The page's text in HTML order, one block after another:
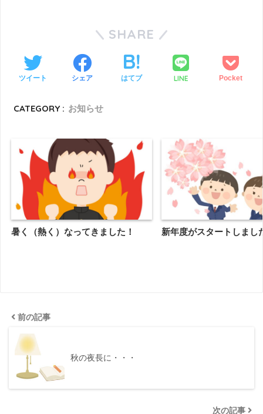
SHARE
ツイート シェア はてブ LINE Pocket
CATEGORY : お知らせ
暑く（熱く）なってきました！ 新年度がスタートしまし
前の記事
秋の夜長に・・・
次の記事